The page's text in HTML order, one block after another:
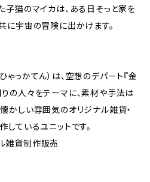
猫のマイカは、ある日そっと家を
に宇宙の冒険に出かけます。
っかてん）は、空想のデパート『金
の人々をテーマに、素材や手法は
かしい雰囲気のオリジナル雑貨・
しているユニットです。
雑貨制作販売